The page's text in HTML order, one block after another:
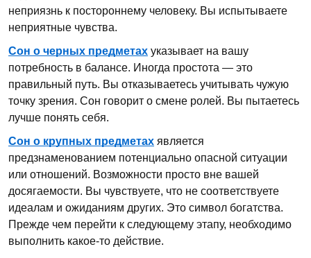
неприязнь к постороннему человеку. Вы испытываете
неприятные чувства.
Сон о черных предметах указывает на вашу
потребность в балансе. Иногда простота — это
правильный путь. Вы отказываетесь учитывать чужую
точку зрения. Сон говорит о смене ролей. Вы пытаетесь
лучше понять себя.
Сон о крупных предметах является
предзнаменованием потенциально опасной ситуации
или отношений. Возможности просто вне вашей
досягаемости. Вы чувствуете, что не соответствуете
идеалам и ожиданиям других. Это символ богатства.
Прежде чем перейти к следующему этапу, необходимо
выполнить какое-то действие.